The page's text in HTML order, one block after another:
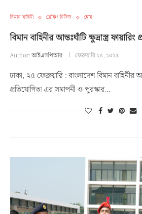
বিমান বাহিনী ব্রেকিং নিউজ হোম
বিমান বাহিনীর আন্তঃঘাঁটি ক্ষুদ্রাস্ত্র ফায়ারিং
Author:আইএসপিআর ফেব্রুয়ারি ২৫, ২০২৫
ঢাকা, ২৫ ফেব্রুয়ারি : বাংলাদেশ বিমান বাহিনীর
প্রতিযোগিতা এর সমাপনী ও পুরস্কার…